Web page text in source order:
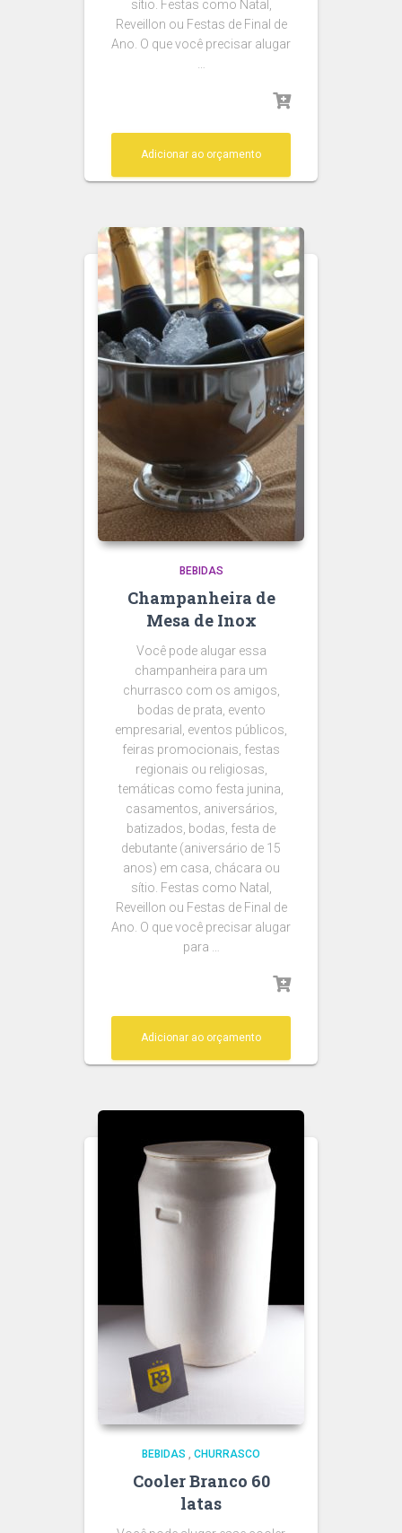
sítio. Festas como Natal,
Reveillon ou Festas de Final de
Ano. O que você precisar alugar
Adicionar ao orçamento
BEBIDAS
Champanheira de
Mesa de Inox
Você pode alugar essa
champanheira para um
churrasco com os amigos,
bodas de prata, evento
empresarial, eventos públicos,
feiras promocionais, festas
regionais ou religiosas,
temáticas como festa junina,
casamentos, aniversários,
batizados, bodas, festa de
debutante (aniversário de 15
anos) em casa, chácara ou
sítio. Festas como Natal,
Reveillon ou Festas de Final de
Ano. O que você precisar alugar
para …
Adicionar ao orçamento
BEBIDAS , CHURRASCO
Cooler Branco 60
latas